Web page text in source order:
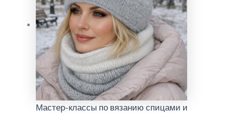
Мастер-классы по вязанию спицами и